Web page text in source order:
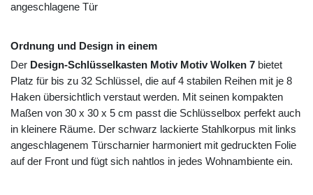
angeschlagene Tür
Ordnung und Design in einem
Der Design-Schlüsselkasten Motiv Motiv Wolken 7 bietet
Platz für bis zu 32 Schlüssel, die auf 4 stabilen Reihen mit je 8
Haken übersichtlich verstaut werden. Mit seinen kompakten
Maßen von 30 x 30 x 5 cm passt die Schlüsselbox perfekt auch
in kleinere Räume. Der schwarz lackierte Stahlkorpus mit links
angeschlagenem Türscharnier harmoniert mit gedruckten Folie
auf der Front und fügt sich nahtlos in jedes Wohnambiente ein.